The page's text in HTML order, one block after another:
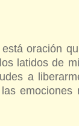
oración
latidos de
a
emociones